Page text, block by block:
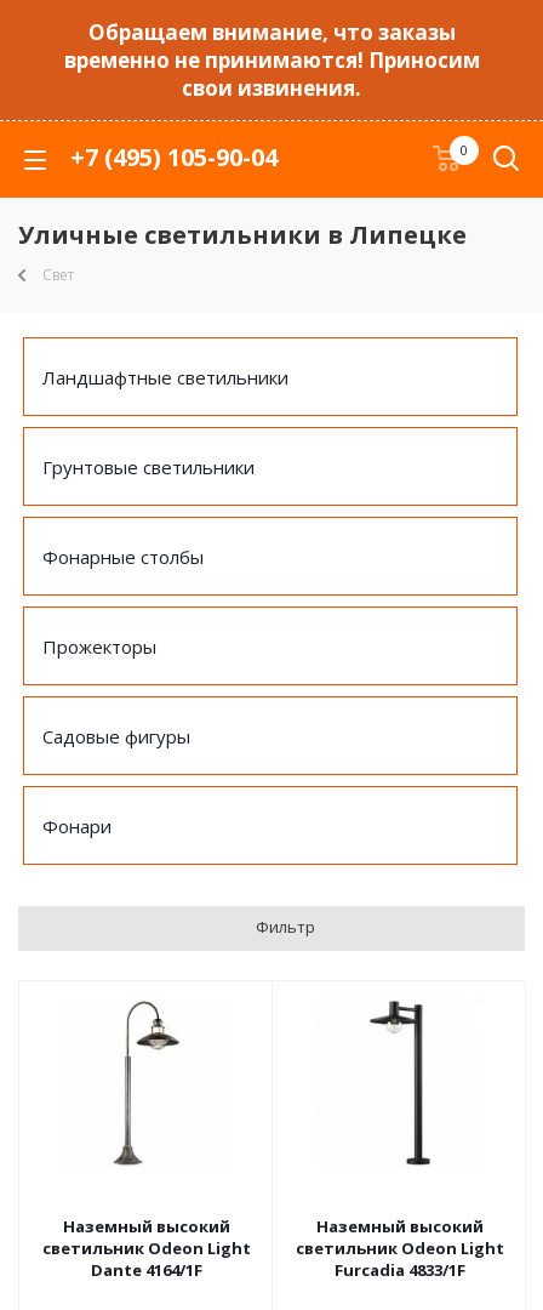
Обращаем внимание, что заказы
временно не принимаются! Приносим
свои извинения.
+7 (495) 105-90-04 0
Уличные светильники в Липецке
Свет
Ландшафтные светильники
Грунтовые светильники
Фонарные столбы
Прожекторы
Садовые фигуры
Фонари
Фильтр
Наземный высокий
светильник Odeon Light
Dante 4164/1F
Наземный высокий
светильник Odeon Light
Furcadia 4833/1F